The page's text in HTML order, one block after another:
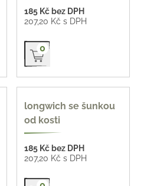
185 Kč bez DPH
207,20 Kč s DPH
Přidat do košíku
0
longwich se šunkou
od kosti
185 Kč bez DPH
207,20 Kč s DPH
Přidat do košíku